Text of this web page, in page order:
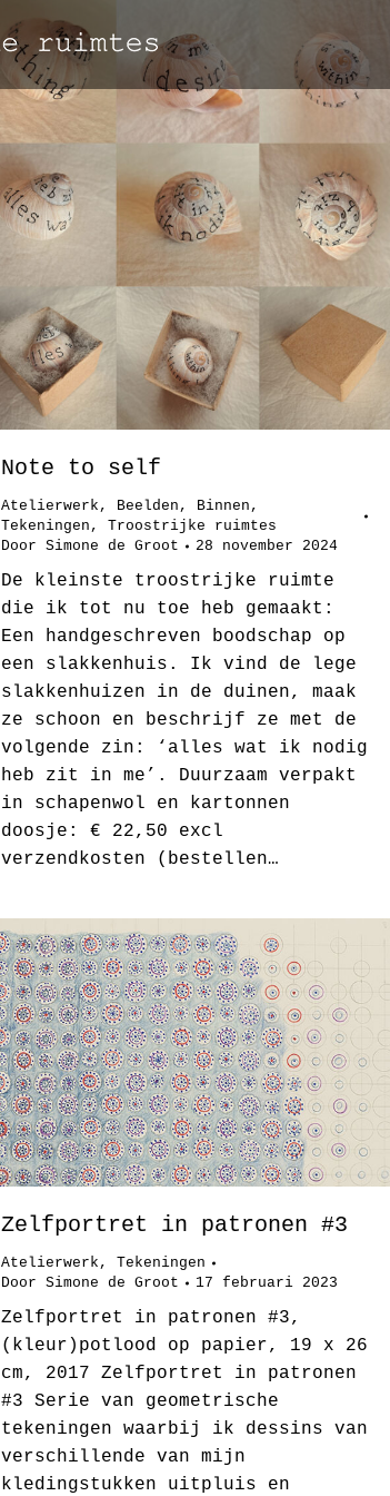
Note to self
Atelierwerk , Beelden , Binnen ,
Tekeningen , Troostrijke ruimtes
Door Simone de Groot 28 november 2024
De kleinste troostrijke ruimte
die ik tot nu toe heb gemaakt:
Een handgeschreven boodschap op
een slakkenhuis. Ik vind de lege
slakkenhuizen in de duinen, maak
ze schoon en beschrijf ze met de
volgende zin: ‘alles wat ik nodig
heb zit in me’. Duurzaam verpakt
in schapenwol en kartonnen
doosje: € 22,50 excl
verzendkosten (bestellen…
Zelfportret in patronen #3
Atelierwerk , Tekeningen
Door Simone de Groot 17 februari 2023
Zelfportret in patronen #3,
(kleur)potlood op papier, 19 x 26
cm, 2017 Zelfportret in patronen
#3 Serie van geometrische
tekeningen waarbij ik dessins van
verschillende van mijn
kledingstukken uitpluis en